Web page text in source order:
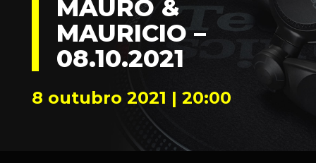
MAURO &
MAURICIO –
08.10.2021
8 outubro 2021 | 20:00